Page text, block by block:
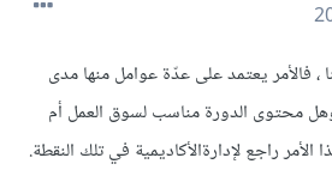
يعتمد على عدّة عوامل منها مدى
محتوى الدورة مناسب لسوق العمل أم
راجع لإدارةالأكاديمية في تلك النقطة.